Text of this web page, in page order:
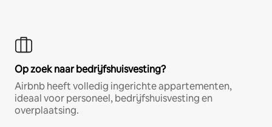
Op zoek naar bedrijfshuisvesting?
Airbnb heeft volledig ingerichte appartementen,
ideaal voor personeel, bedrijfshuisvesting en
overplaatsing.